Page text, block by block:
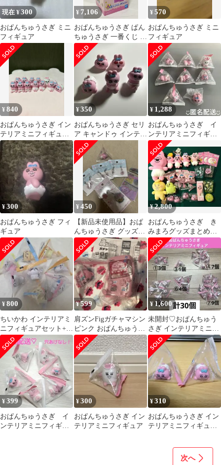
現在 ¥300
おぱんちゅうさぎ ミニ
フィギュア
¥ 7,106
おぱんちゅうさぎ ぱん
ちゅうさぎ 一番くじ A
賞 ミニキャビネット
¥570
おぱんちゅうさぎ ミニ
フィギュア
¥840
おぱんちゅうさぎ イン
テリアミニフィギュア
セット マスコット
13個まとめ売り
¥350
おぱんちゅうさぎ セリ
ア キャンドゥ インテリ
アミニフィギュア リン
グ
¥ 1,288
おぱんちゅうさぎ イ
ンテリアミニフィギュ
ア フィギュア ファ
ッションリング
¥300
おぱんちゅうさぎ フィ
ギュア
¥450
【新品未使用品】おぱ
んちゅうさぎ グッズま
とめ売り
¥2,800
おぱんちゅうさぎ き
みまろグッズまとめ売
り メラミンコッブな
ど
¥800
ちいかわ インテリアミ
ニフィギュアセット+お
まけ
¥599
肩ズンFigガチャマシン
ピンク おぱんちゅうさ
ぎインテリアミニフィ
ギュア
¥1,600
未開封♡おぱんちゅう
さぎ インテリアミニフ
ィギュア 30個セット
¥399
おぱんちゅうさぎ イ
ンテリアミニフィギュ
¥300
おぱんちゅうさぎ イン
テリアミニフィギュア
¥310
おぱんちゅうさぎ イン
テリアミニフィギュア
次へ